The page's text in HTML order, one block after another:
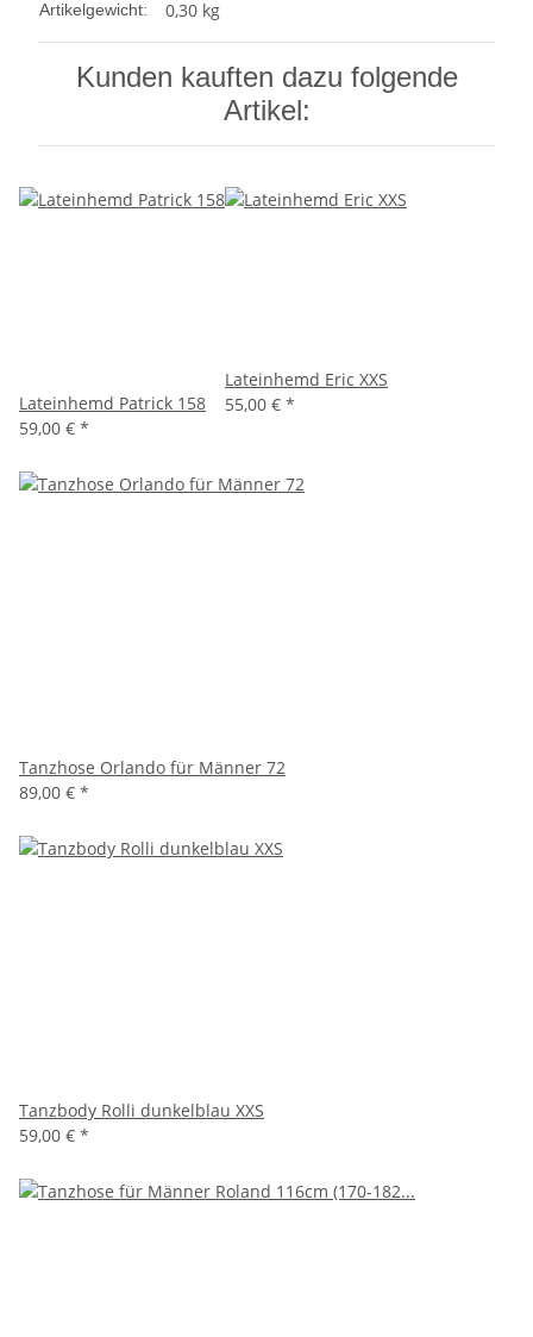
Artikelgewicht: 0,30 kg
Kunden kauften dazu folgende
Artikel:
Lateinhemd Patrick 158
59,00 € *
Lateinhemd Eric XXS
55,00 € *
Tanzhose Orlando für Männer 72
89,00 € *
Tanzbody Rolli dunkelblau XXS
59,00 € *